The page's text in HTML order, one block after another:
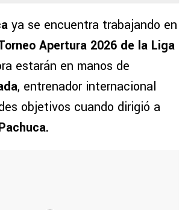
ya se encuentra trabajando en
Apertura 2026 de la Liga
estarán en manos de
, entrenador internacional
objetivos cuando dirigió a